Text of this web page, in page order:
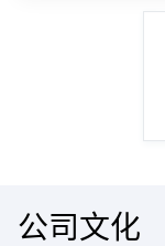
公司文化